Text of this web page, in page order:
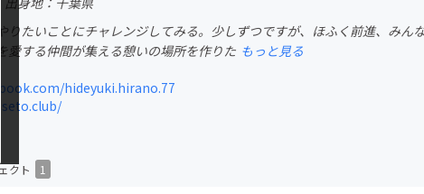
ゲーム・サービス開発 フード・飲食店
チャレンジ
りたいことにチャレンジしてみる。少しずつですが、ほふく前進、み
愛する仲間が集える憩いの場所を作りた もっと見る
hideyuki.hirano.77
クト 1